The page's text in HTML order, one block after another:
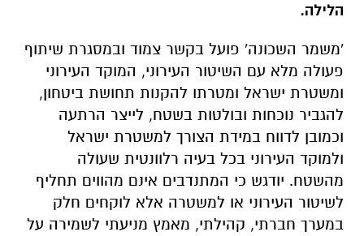
הלילה.
'משמר השכונה' פועל בקשר צמוד ובמסגרת שיתוף
פעולה מלא עם השיטור העירוני, המוקד העירוני
ומשטרת ישראל ומטרתו להקנות תחושת ביטחון,
להגביר נוכחות ובולטות בשטח, לייצר הרתעה
וכמובן לדווח במידת הצורך למשטרת ישראל
ולמוקד העירוני בכל בעיה רלוונטית שעולה
מהשטח. יודגש כי המתנדבים אינם מהווים תחליף
לשיטור העירוני או למשטרה אלא לוקחים חלק
במערך חברתי, קהילתי, מאמץ מניעתי לשמירה על